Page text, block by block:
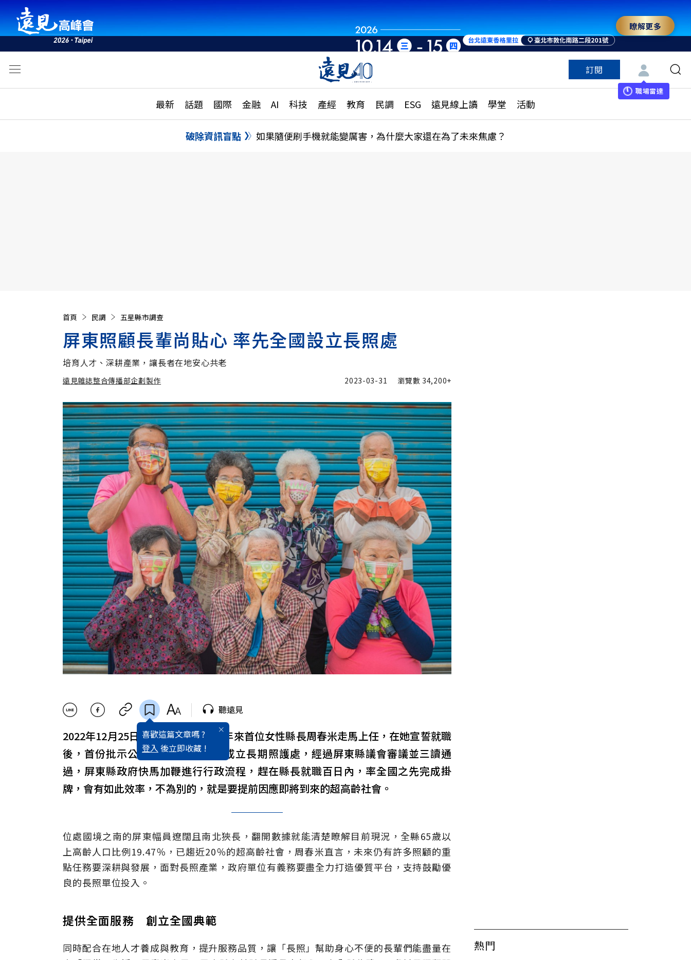
世界重組・洞見未來 與世界領袖同行
瞭解更多
訂閱
職場雷達
最新 話題 國際 金融 AI 科技 產經 教育 民調 ESG 遠見線上讀 學堂 活動
活動
話題
國際
特輯
大學升學、職涯攻略
縣市施政調查全解析
更多訂閱方案
特色頻道
破除資訊盲點 如果隨便刷手機就能變厲害，為什麼大家還在為了未來焦慮？
首頁 民調 五星縣市調查
屏東照顧長輩尚貼心 率先全國設立長照處
培育人才、深耕產業，讓長者在地安心共老
遠見雜誌整合傳播部企劃製作
遠見雜誌整合傳播部企劃製作 加入追蹤
2023-03-31 瀏覽數 34,200+
喜歡這篇文章嗎 ?
登入 後立即收藏 !
聽遠見
2022年12月25日，屏東迎接立縣73年來首位女性縣長周春米走馬上任，在她宣誓就職
後，首份批示公文便是選前承諾的成立長期照護處，經過屏東縣議會審議並三讀通
過，屏東縣政府快馬加鞭進行行政流程，趕在縣長就職百日內，率全國之先完成掛
牌，會有如此效率，不為別的，就是要提前因應即將到來的超高齡社會。
位處國境之南的屏東幅員遼闊且南北狹長，翻開數據就能清楚瞭解目前現況，全縣65歲以
上高齡人口比例19.47％，已趨近20％的超高齡社會，周春米直言，未來仍有許多照顧的重
點任務要深耕與發展，面對長照產業，政府單位有義務要盡全力打造優質平台，支持鼓勵優
良的長照單位投入。
提供全面服務 創立全國典範
同時配合在地人才養成與教育，提升服務品質，讓「長照」幫助身心不便的長輩們能盡量在
熱門